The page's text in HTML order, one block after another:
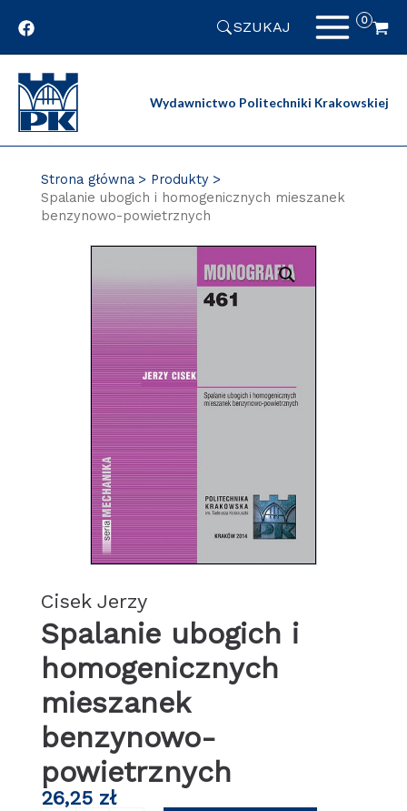
SZUKAJ
Wydawnictwo Politechniki Krakowskiej
Strona główna
Produkty
Spalanie ubogich i homogenicznych mieszanek
benzynowo-powietrznych
Cisek Jerzy
Spalanie ubogich i
homogenicznych
mieszanek
benzynowo-
powietrznych
26,25 zł